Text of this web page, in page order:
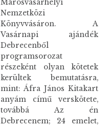
Marosvásárhelyi
Nemzetközi
Könyvvásáron. A
Vasárnapi ajándék
Debrecenből
programsorozat
részeként olyan kötetek
kerültek bemutatásra,
mint: Áfra János Kitakart
anyám című verskötete,
továbbá Az én
Debrecenem; 24 emelet,